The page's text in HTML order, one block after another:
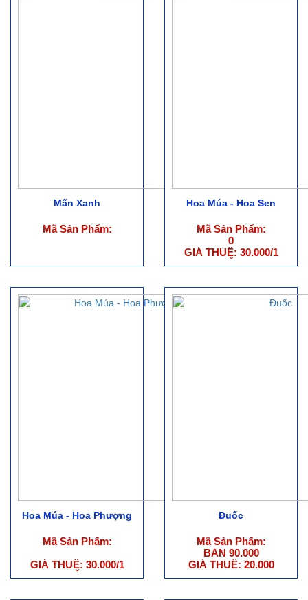
Mấn Xanh
Mã Sản Phẩm:
Hoa Múa - Hoa Sen
Mã Sản Phẩm:
0
GIÁ THUÊ: 30.000/1
CẶP
Hoa Múa - Hoa Phượng
Mã Sản Phẩm:
GIÁ THUÊ: 30.000/1
CẶP
Đuốc
Mã Sản Phẩm:
BÁN 90.000
GIÁ THUÊ: 20.000